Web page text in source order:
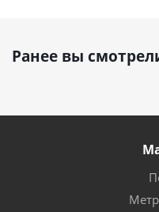
Ранее вы